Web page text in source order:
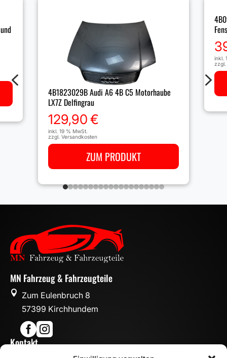
4B1823029B Audi A6 4B C5 Motorhaube
LX7Z Delfingrau
129,90€
inkl. 19 % MwSt.
zzgl. Versandkosten
ZUM PRODUKT
inkl.
zzgl.
4 5
MN Fahrzeug & Fahrzeugteile

Zum Eulenbruch 8
57399 Kirchhundem

Kontakt